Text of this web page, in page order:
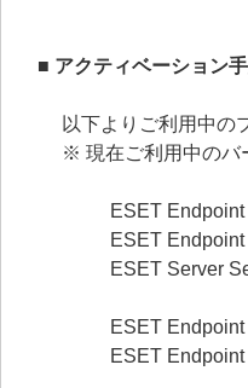
■ アクティベーション
以下よりご利用中の
※ 現在ご利用中のバ
ESET
ESET
ESET Server
ESET
ESET